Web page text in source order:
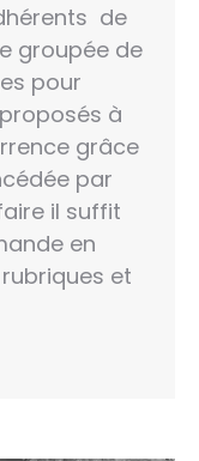
de
groupée de
pour
à
grâce
par
il suffit
en
et